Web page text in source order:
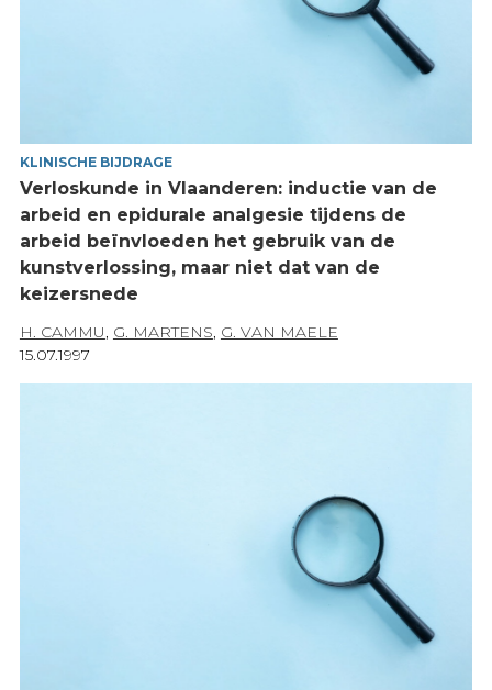
KLINISCHE BIJDRAGE
Verloskunde in Vlaanderen: inductie van de
arbeid en epidurale analgesie tijdens de
arbeid beïnvloeden het gebruik van de
kunstverlossing, maar niet dat van de
keizersnede
H. CAMMU, G. MARTENS, G. VAN MAELE
15.07.1997